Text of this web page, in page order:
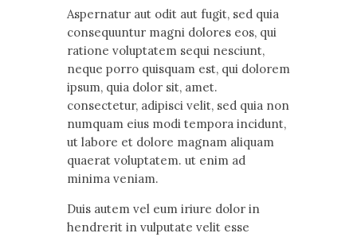
Aspernatur aut odit aut fugit, sed quia
consequuntur magni dolores eos, qui
ratione voluptatem sequi nesciunt,
neque porro quisquam est, qui dolorem
ipsum, quia dolor sit, amet.
consectetur, adipisci velit, sed quia non
numquam eius modi tempora incidunt,
ut labore et dolore magnam aliquam
quaerat voluptatem. ut enim ad
minima veniam.
Duis autem vel eum iriure dolor in
hendrerit in vulputate velit esse